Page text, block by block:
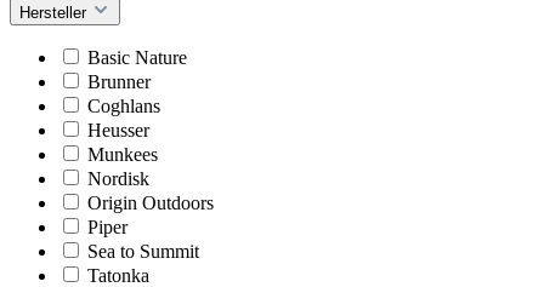
Hersteller
Basic Nature
Brunner
Coghlans
Heusser
Munkees
Nordisk
Origin Outdoors
Piper
Sea to Summit
Tatonka